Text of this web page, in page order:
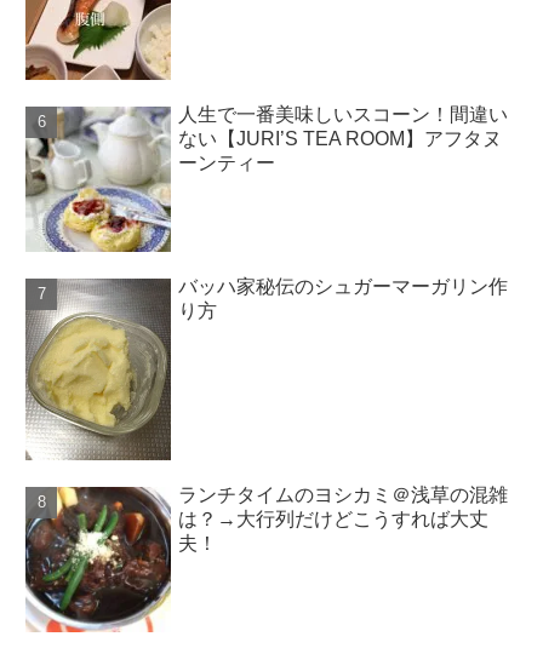
人生で一番美味しいスコーン！間違い
ない【JURI’S TEA ROOM】アフタヌ
ーンティー
バッハ家秘伝のシュガーマーガリン作
り方
ランチタイムのヨシカミ＠浅草の混雑
は？→大行列だけどこうすれば大丈
夫！